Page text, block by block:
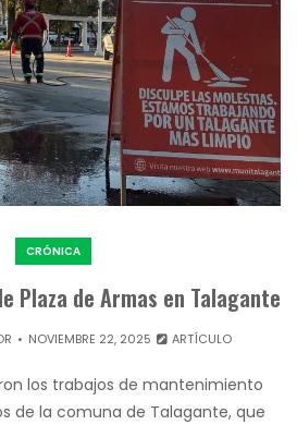
CRÓNICA
Plaza de Armas en Talagante
NOVIEMBRE 22, 2025 ARTÍCULO
los trabajos de mantenimiento
de la comuna de Talagante, que